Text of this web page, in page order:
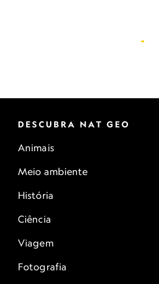
DESCUBRA NAT GEO
Animais
Meio ambiente
História
Ciência
Viagem
Fotografia